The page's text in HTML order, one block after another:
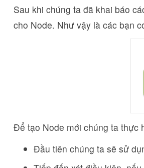
Sau khi chúng ta đã khai báo
cho Node. Như vậy là các bạn
Để tạo Node mới chúng ta thực
Đầu tiên chúng ta sẽ sử